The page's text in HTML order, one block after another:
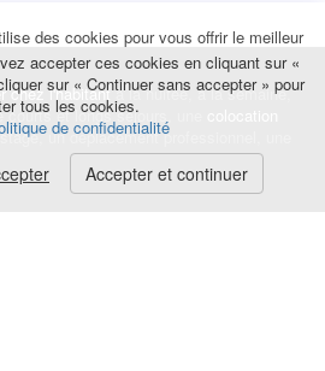
chez l'habitantà la nuitée, à la semaine,
courts et longs séjours, une
un déplacement professionnel, une
des cookies pour vous offrir le meilleur
accepter ces cookies en cliquant sur «
sur « Continuer sans accepter » pour
tous les cookies.
de confidentialité
Accepter et continuer